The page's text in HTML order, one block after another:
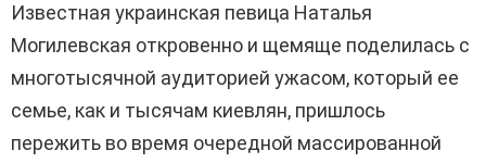
Известная украинская певица Наталья
Могилевская откровенно и щемяще поделилась с
многотысячной аудиторией ужасом, который ее
семье, как и тысячам киевлян, пришлось
пережить во время очередной массированной